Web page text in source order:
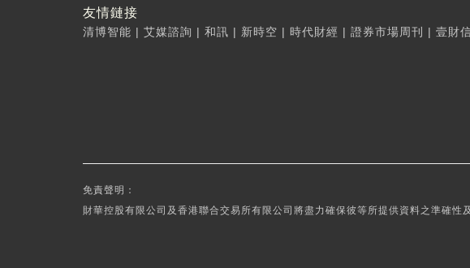
友情鏈接
清博智能 | 艾媒諮詢 | 和訊 | 新時空 | 時代財經 | 證券市場周刊 | 壹財
免責聲明：
財華控股有限公司及香港聯合交易所有限公司將盡力確保彼等所提供資料之準確